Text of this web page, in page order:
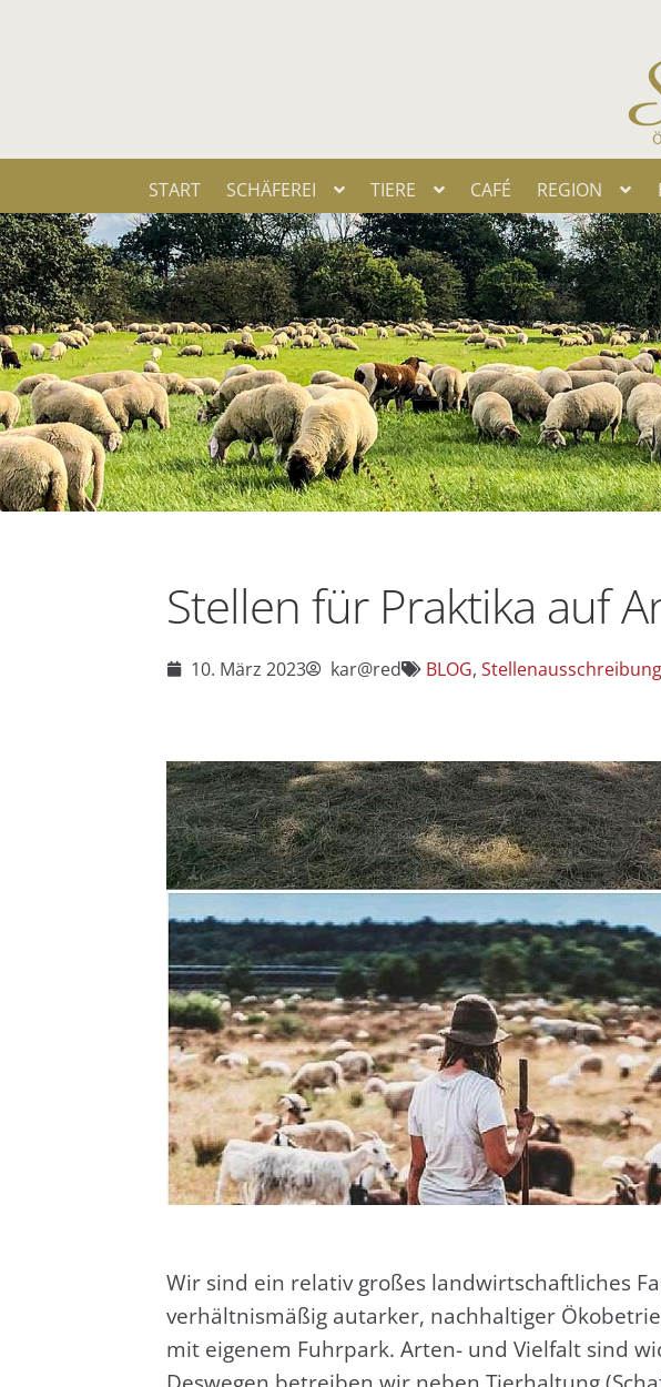
START SCHÄ­FE­REI TIE­RE CAFÉ REGI­ON
Stel­len für Prak­ti­ka auf
10. März 2023 kar@red BLOG,
Wir sind ein rela­tiv gro­ßes land­wirt­schaft­li­ches
ver­hält­nis­mä­ßig aut­ar­ker, nach­hal­ti­ger
mit eige­nem Fuhr­park. Arten- und Viel­falt sind